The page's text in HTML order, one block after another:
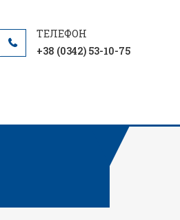
+38 (0342) 53-10-75